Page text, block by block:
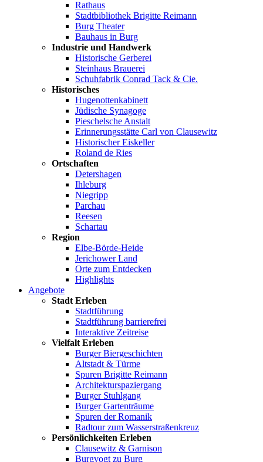
Rathaus
Stadtbibliothek Brigitte Reimann
Burg Theater
Bauhaus in Burg
Industrie und Handwerk
Historische Gerberei
Steinhaus Brauerei
Schuhfabrik Conrad Tack & Cie.
Historisches
Hugenottenkabinett
Jüdische Synagoge
Pieschelsche Anstalt
Erinnerungsstätte Carl von Clausewitz
Historischer Eiskeller
Roland de Ries
Ortschaften
Detershagen
Ihleburg
Niegripp
Parchau
Reesen
Schartau
Region
Elbe-Börde-Heide
Jerichower Land
Orte zum Entdecken
Highlights
Angebote
Stadt Erleben
Stadtführung
Stadtführung barrierefrei
Interaktive Zeitreise
Vielfalt Erleben
Burger Biergeschichten
Altstadt & Türme
Spuren Brigitte Reimann
Architekturspaziergang
Burger Stuhlgang
Burger Gartenträume
Spuren der Romanik
Radtour zum Wasserstraßenkreuz
Persönlichkeiten Erleben
Clausewitz & Garnison
Burgvogt zu Burg